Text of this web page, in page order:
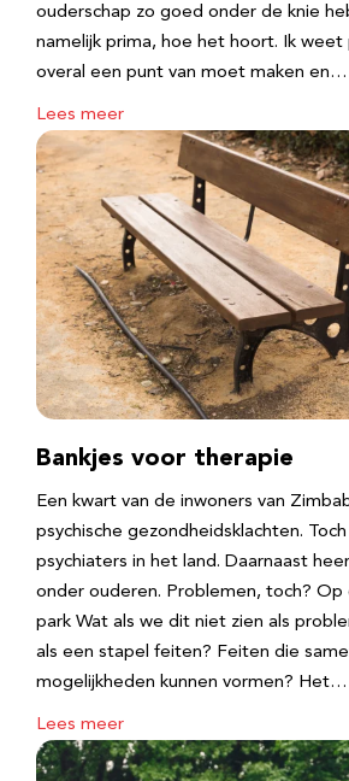
ouderschap zo goed onder de knie
namelijk prima, hoe het hoort. Ik
overal een punt van moet maken en…
Lees meer
Bankjes voor therapie
Een kwart van de inwoners van
psychische gezondheidsklachten.
psychiaters in het land. Daarnaast
onder ouderen. Problemen, toch? Op
park Wat als we dit niet zien als
als een stapel feiten? Feiten die
mogelijkheden kunnen vormen? Het…
Lees meer